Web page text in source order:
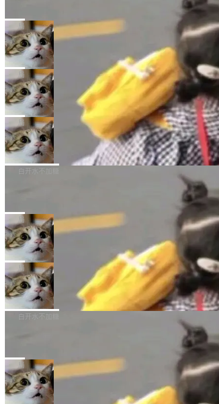
“启蒙老师”。 而今年，恰好是雷霄骅离世十周
年。FFmpeg 社区最终选择用一个大版本的名
字，留下了这份纪念。 雷霄骅曾是中国传媒大学
数字电视技术方向的博士生，长期从事视频、音
频技...
编写程序，目标是完成电商平台作者信息与商品
列表的数据匹配 —— 一项常规的数据处理任
务，最终却产生了 180 万美元的账单，实际支出
超出原定预算 860%。 更令人意外的是，该项目
最终并未成功落地，而高额算力消耗持续运行长
达 5 个月，公司直到财务对账时才察觉异常。这
意味着一个无人看管的 AI 程序，在近半年时间
里日夜不停地"烧钱"。 复盘显示，...
e CEO Clément Delangue 在 CNBC 的采访里
没有拐弯抹角。他说中国正在赢得 AI 竞赛，而
且按目前的速度，中国 AI 工具预计在今年底或
2027 年就能追上美国前沿实验室的水平。 Dela
ngue 把原因归结为一件事：开放协作。中国的
AI 开发者在一个共享和协作的生态里加速迭代，
而美国模型厂商在"闭门造车"。他的原话是 "buil
ding in silos"——各自为战，互不通气。 这个判
断从他嘴里说出来分量不同。Hugging Face 是
全球最大的开源 AI 平台，上面跑着上百万个模
型。谁在开源赛道上领先，...
局
当 AI agent 把源码变成了最好的扩展系
统，开发者工具必须开源
五年前，David Crawshaw 问过很多软件工程师
一个问题：你写过什么给自己用的程序？答案几
乎都是没有。工程师们整天用别人写的程序写程
序给别人用。偶尔有人自己写个博客系统、智能
家居控制、家庭实验室，都算稀奇事。 Crawsh
aw 是 Shelley 的作者，一个开源 AI coding age
nt。他最近在博客上写了一篇文章，核心论点很
简单：开发者工具必须开源。 理由不是传统的自
由软件情怀，而是一个跟 AI agent 直接相关的
技术判断。 两行 prompt 就能个性化任何软件 C
局
DeepSeek Harness 宣布内测邀请，全
网最大规模开源 Agent 路演现场诞生
一条内测招募帖，发出去的时候大概没人想到它
会变成一场开源 Agent 生态的路演。 8月1日，
DeepSeek Harness 团队负责人崔添翼（tiany
i）在 X 上发帖： 「如果你是 Agent Harness 相
关开源项目的开发者，希望参加 DeepSeek Har
ness 的内测，可以回复或私信联系我。请附上
Harness 负责把能力落到真实环境中——调用工
具、读写文件、管理上下文、处理错误、完成闭
环。崔添翼招人的标...
局
商汤 SenseNova U1.5-Lite-Preview
开源
商汤科技宣布面向社区开源轻量级统一多模态模
型的预览版本 SenseNova U1.5-Lite-Preview。
理解、推理、生成与编辑，还仅以 8B-MoT 的轻
量大小，将能力推进到4K、更精细的真实质感、
更复杂的视觉控制和可持续迭代编辑。 相比 U
1，U1.5-Lite-Preview 在以下方向上带来了显著
提升： 原生支持4K图像生成； 更精细的局部纹
理、细节与真实世界质感； 更准确的中英文文字
生成与复杂版式组织； 更稳定的图...
白开水不加糖
nap。这次是 hwctl——一个用来检查 Ubuntu
硬件认证状态的命令行工具。 Canonical 工程师
Alan Griffiths 在邮件列表中说得很直白：「hwc
tl 是一个 Ubuntu 专有的包，它和它的依赖项都
是 Ubuntu 专有的，不会用在其他发行版上。」
所以 deb 版本的受众实际上为零。既然只有 Ub
untu 用户在用，那用 snap 打包就没什么可纠结
的。 从 deb 到 snap 的迁移路径 hwctl 是 rust-
hwlib 硬件 API 库的一部分，命令行工具负责查
局
Dario Amodei 担心新人来 Anthropic
只为金钱，不为使命
顶级 AI 研究员在两家公司之间来回跳，中间只
隔了几天。 Lilian Weng 上周刚宣布因健康原因
离开 Thinking Machines Lab，说自己作为联合
创始人的角色「太累了」。几天后，The Inform
ation 就曝出她将重回 OpenAI，负责递归自我
改进方向的研究。她是 Thinking Machines 过
一在人才争夺战中失血的公司。六月，Google
连失两员大将：Noam Shazeer 去了 Op...
局
FFmpeg 9.0 发布
FFmpeg 9.0 现已发布，包含多项改进。官方更
新日志列出的 9.0 版本主要更新内容如下： 扩
er HE-AAC 960 解码 (DAB+) transpose_cuda
filter 添加 AMF Frame Rate Converter (vf_frc
_amf) filter SMPTE 2094-50 元数据支持和直
通 ProRes RAW VideoToolbox 硬件加速器 AP
白开水不加糖
Code 在 X 上发帖：「DeepSeek Flash did 8T
tokens on August 1st. 5T of free usage + 3T
on OpenCode Go.」79.8 万次浏览，连带着 #
DeepSeek一天消耗了8万亿# 上了微博热搜——
局
NetBSD 11.0 正式发布
NetBSD 11.0 现已正式发布，这是 NetBSD 操